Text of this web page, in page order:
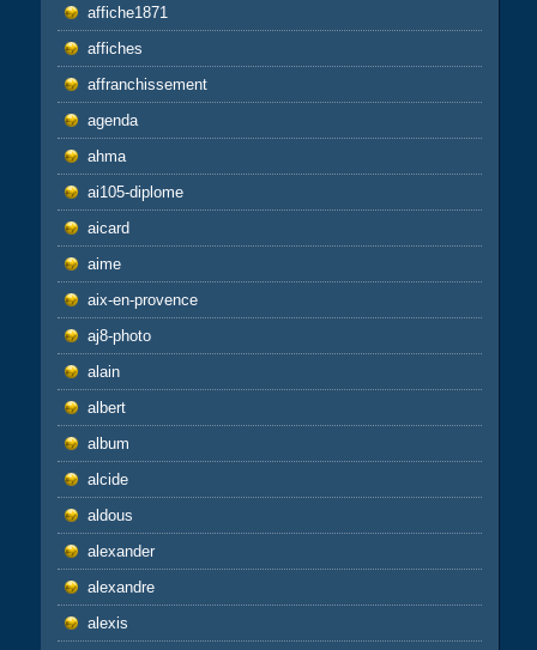
affiche1871
affiches
affranchissement
agenda
ahma
ai105-diplome
aicard
aime
aix-en-provence
aj8-photo
alain
albert
album
alcide
aldous
alexander
alexandre
alexis